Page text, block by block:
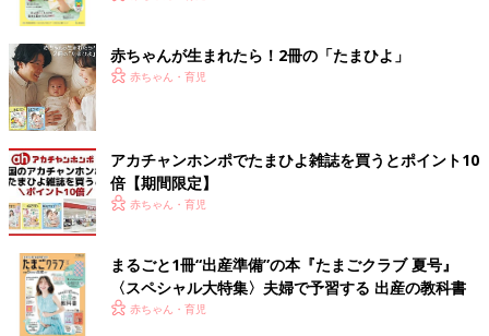
赤ちゃんが生まれたら！2冊の「たまひよ」
赤ちゃん・育児
アカチャンホンポでたまひよ雑誌を買うとポイント10
倍【期間限定】
赤ちゃん・育児
まるごと1冊“出産準備”の本『たまごクラブ 夏号』
〈スペシャル大特集〉夫婦で予習する 出産の教科書
赤ちゃん・育児